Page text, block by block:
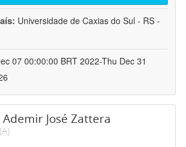
Universidade de Caxias do Sul - RS -
07 00:00:00 BRT 2022-Thu Dec 31
Ademir José Zattera